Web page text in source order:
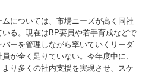
については、市場ニーズが高く同社
る。現在はBP要員や若手育成などで
ーを管理しながら率いていくリーダ
が全く足りていない。今年度中に、
り多くの社内支援を実現させ、スケ